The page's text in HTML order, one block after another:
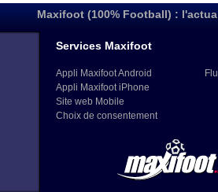
Maxifoot (100% Football) :
Services Maxifoot
Appli Maxifoot Android
Appli Maxifoot iPhone
Site web Mobile
Choix de consentement